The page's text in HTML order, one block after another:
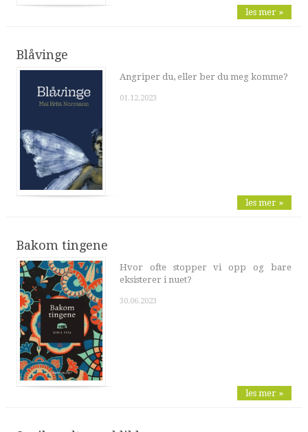
les mer »
Blåvinge
Angriper du, eller ber du meg komme?
01.12.2023
les mer »
Bakom tingene
Hvor ofte stopper vi opp og bare
eksisterer i nuet?
30.06.2023
les mer »